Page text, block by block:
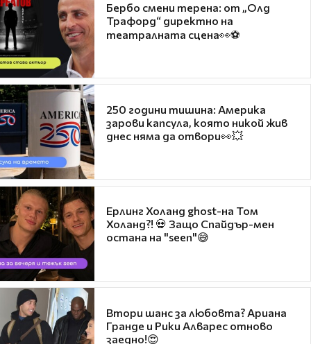
Бербо смени терена: от „Олд
Трафорд“ директно на
театралната сцена👀⚽
250 години тишина: Америка
зарови капсула, която никой жив
днес няма да отвори👀💥
Ерлинг Холанд ghost-на Том
Холанд?! 💀 Защо Спайдър-мен
остана на "seen"😅
Втори шанс за любовта? Ариана
Гранде и Рики Алварес отново
заедно!😍